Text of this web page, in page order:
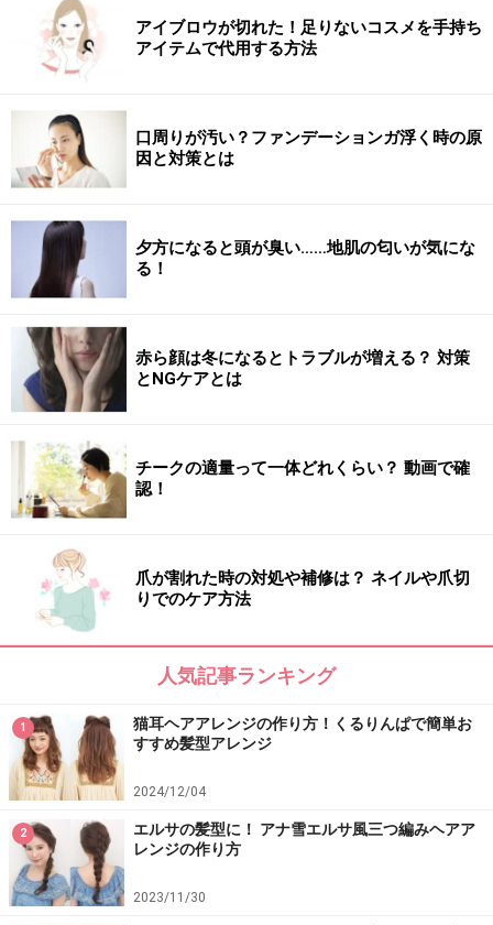
アイブロウが切れた！足りないコスメを手持ち
アイテムで代用する方法
口周りが汚い？ファンデーションガ浮く時の原
因と対策とは
夕方になると頭が臭い……地肌の匂いが気にな
る！
赤ら顔は冬になるとトラブルが増える？ 対策
とNGケアとは
チークの適量って一体どれくらい？ 動画で確
認！
爪が割れた時の対処や補修は？ ネイルや爪切
りでのケア方法
人気記事ランキング
1
猫耳ヘアアレンジの作り方！くるりんぱで簡単お
すすめ髪型アレンジ
2024/12/04
2
エルサの髪型に！ アナ雪エルサ風三つ編みヘアア
レンジの作り方
2023/11/30